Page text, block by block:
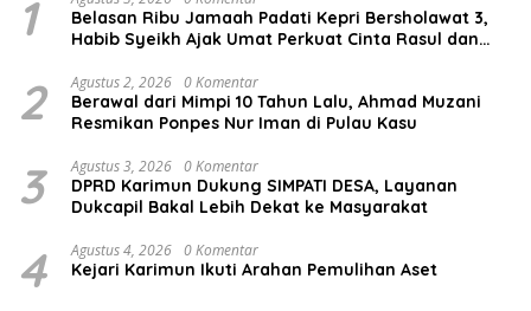
1
Belasan Ribu Jamaah Padati Kepri Bersholawat 3,
Habib Syeikh Ajak Umat Perkuat Cinta Rasul dan
2 Agustus 2, 2026 0 Komentar
Berawal dari Mimpi 10 Tahun Lalu, Ahmad Muzani
Resmikan Ponpes Nur Iman di Pulau Kasu
3 Agustus 3, 2026 0 Komentar
DPRD Karimun Dukung SIMPATI DESA, Layanan
Dukcapil Bakal Lebih Dekat ke Masyarakat
4 Agustus 4, 2026 0 Komentar
Kejari Karimun Ikuti Arahan Pemulihan Aset